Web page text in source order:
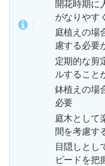
開花時期に
がなりやす
庭植えの場
慮する必要
定期的な剪
ルすること
鉢植えの場
必要
庭木として
間を考慮す
目隠しとし
ピードを把